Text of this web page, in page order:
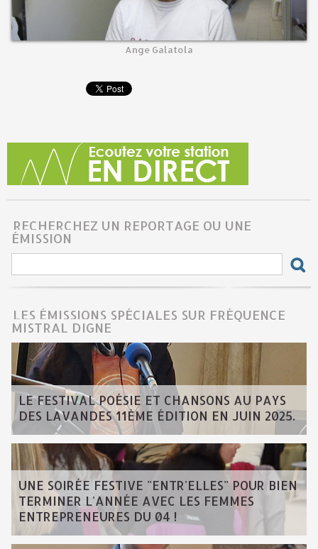
Ange Galatola
RECHERCHEZ UN REPORTAGE OU UNE
ÉMISSION
LES ÉMISSIONS SPÉCIALES SUR FRÉQUENCE
MISTRAL DIGNE
LE FESTIVAL POÉSIE ET CHANSONS AU PAYS
DES LAVANDES 11ÈME ÉDITION EN JUIN 2025.
UNE SOIRÉE FESTIVE "ENTR'ELLES" POUR BIEN
TERMINER L'ANNÉE AVEC LES FEMMES
ENTREPRENEURES DU 04 !